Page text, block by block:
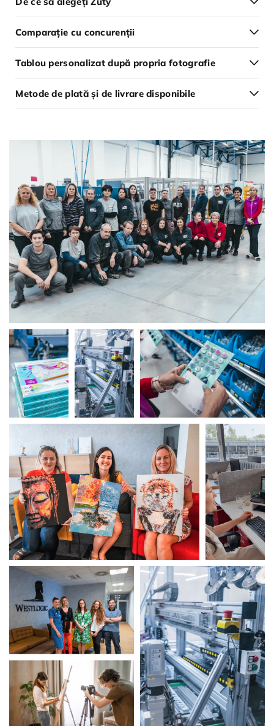
Comparație cu concurenții
Tablou personalizat după propria fotografie
Metode de plată și de livrare disponibile